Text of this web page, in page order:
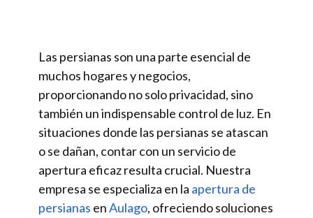
Las persianas son una parte esencial de
muchos hogares y negocios,
proporcionando no solo privacidad, sino
también un indispensable control de luz. En
situaciones donde las persianas se atascan
o se dañan, contar con un servicio de
apertura eficaz resulta crucial. Nuestra
empresa se especializa en la apertura de
persianas enAulago, ofreciendo soluciones